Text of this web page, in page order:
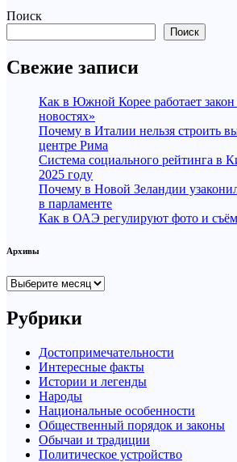
Поиск
Поиск
Свежие записи
Как в Южной Корее работает
новостях»
Почему в Италии нельзя строить
центре Рима
Система социального рейтинга в
2025 году
Почему в Новой Зеландии
в парламенте
Как в ОАЭ регулируют фото и
Архивы
Архивы
Рубрики
Достопримечательности
Интересные факты
Истории и легенды
Народы
Национальные особенности
Общественный порядок и законы
Обычаи и традиции
Политическое устройство